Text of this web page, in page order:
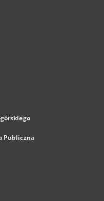
Publiczna